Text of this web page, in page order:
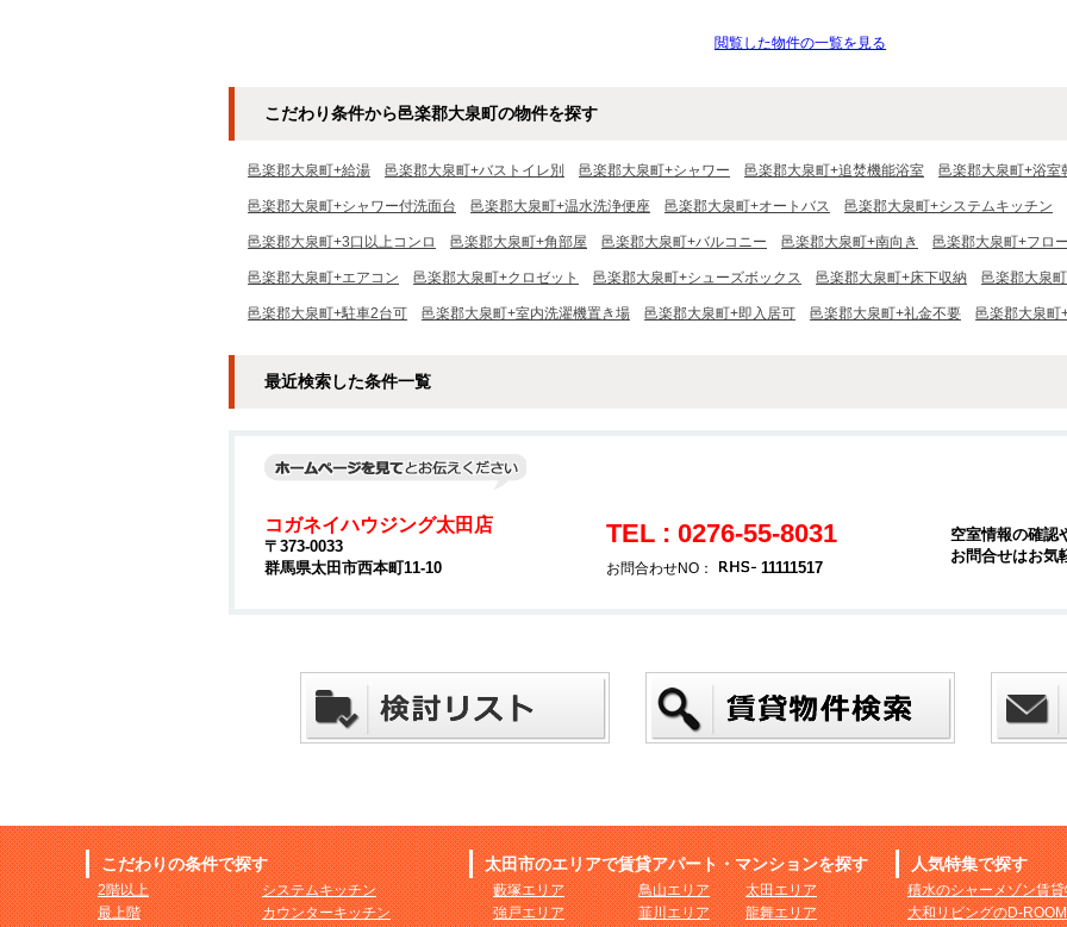
閲覧した物件の一覧を見る
こだわり条件から邑楽郡大泉町の物件を探す
邑楽郡大泉町+給湯 邑楽郡大泉町+バストイレ別 邑楽郡大泉町+シャワー 邑楽郡大泉町+追焚機能浴室 邑楽郡大泉町+浴室
邑楽郡大泉町+シャワー付洗面台 邑楽郡大泉町+温水洗浄便座 邑楽郡大泉町+オートバス 邑楽郡大泉町+システムキッチン
邑楽郡大泉町+3口以上コンロ 邑楽郡大泉町+角部屋 邑楽郡大泉町+バルコニー 邑楽郡大泉町+南向き 邑楽郡大泉町+フロ
邑楽郡大泉町+エアコン 邑楽郡大泉町+クロゼット 邑楽郡大泉町+シューズボックス 邑楽郡大泉町+床下収納 邑楽郡大泉
邑楽郡大泉町+駐車2台可 邑楽郡大泉町+室内洗濯機置き場 邑楽郡大泉町+即入居可 邑楽郡大泉町+礼金不要 邑楽郡大泉町
最近検索した条件一覧
コガネイハウジング太田店
〒373-0033
群馬県太田市西本町11-10
TEL : 0276-55-8031
お問合わせNO： 11111517
空室情報の確認
お問合せはお気
こだわりの条件で探す
2階以上
最上階
システムキッチン
カウンターキッチン
太田市のエリアで賃貸アパート・マンションを探す
藪塚エリア
強戸エリア
鳥山エリア
韮川エリア
太田エリア
龍舞エリア
人気特集で探す
積水のシャーメゾン賃
大和リビングのD-